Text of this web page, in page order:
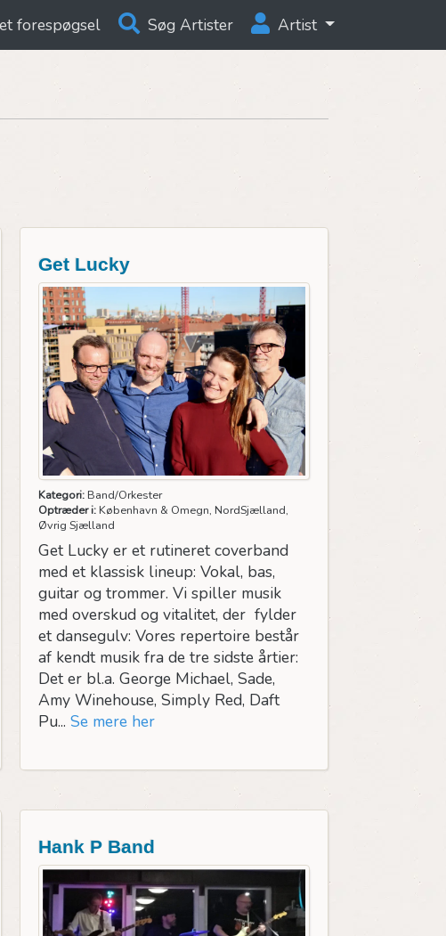
forespøgsel Søg Artister Artist
Get Lucky
Kategori: Band/Orkester
Optræder i: København & Omegn, NordSjælland,
Øvrig Sjælland
Get Lucky er et rutineret coverband
med et klassisk lineup: Vokal, bas,
guitar og trommer. Vi spiller musik
med overskud og vitalitet, der fylder
et dansegulv: Vores repertoire består
af kendt musik fra de tre sidste årtier:
Det er bl.a. George Michael, Sade,
Amy Winehouse, Simply Red, Daft
Pu...Se mere her
Hank P Band